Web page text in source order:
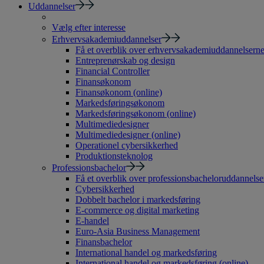
Uddannelser
Vælg efter interesse
Erhvervsakademiuddannelser
Få et overblik over erhvervsakademiuddannelserne
Entreprenørskab og design
Financial Controller
Finansøkonom
Finansøkonom (online)
Markedsføringsøkonom
Markedsføringsøkonom (online)
Multimediedesigner
Multimediedesigner (online)
Operationel cybersikkerhed
Produktionsteknolog
Professionsbachelor
Få et overblik over
Cybersikkerhed
Dobbelt bachelor i markedsføring
E-commerce og digital marketing
E-handel
Euro-Asia Business Management
Finansbachelor
International handel og markedsføring